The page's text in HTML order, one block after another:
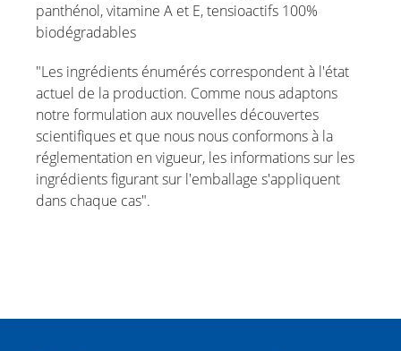
panthénol, vitamine A et E, tensioactifs 100%
biodégradables
"Les ingrédients énumérés correspondent à l'état
actuel de la production. Comme nous adaptons
notre formulation aux nouvelles découvertes
scientifiques et que nous nous conformons à la
réglementation en vigueur, les informations sur les
ingrédients figurant sur l'emballage s'appliquent
dans chaque cas".